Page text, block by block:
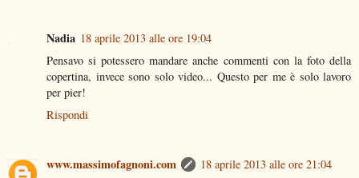
Nadia 18 aprile 2013 alle ore 19:04
Pensavo si potessero mandare anche commenti con la foto della
copertina, invece sono solo video... Questo per me è solo lavoro
per pier!
Rispondi
www.massimofagnoni.com
18 aprile 2013 alle ore 21:04